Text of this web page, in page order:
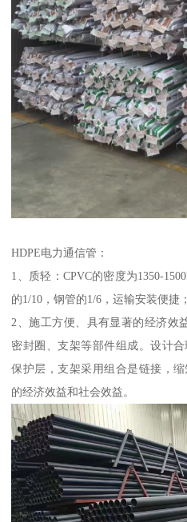
HDPE电力通信管：
1、质轻：CPVC的密度为1350-
的1/10，钢管的1/6，运输安装便捷
2、施工方便、具有显著的经济效
密封圈、支架等部件组成。设计
保护层，支架采用组合是链接，
的经济效益和社会效益。